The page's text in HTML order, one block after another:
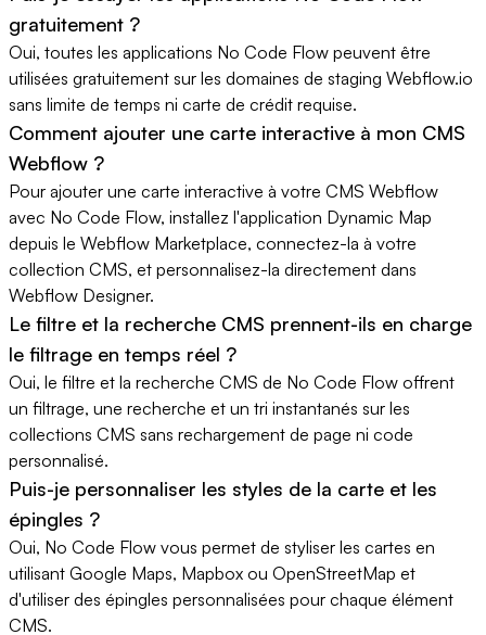
gratuitement ?
Oui, toutes les applications No Code Flow peuvent être
utilisées gratuitement sur les domaines de staging Webflow.io
sans limite de temps ni carte de crédit requise.
Comment ajouter une carte interactive à mon CMS
Webflow ?
Pour ajouter une carte interactive à votre CMS Webflow
avec No Code Flow, installez l'application Dynamic Map
depuis le Webflow Marketplace, connectez-la à votre
collection CMS, et personnalisez-la directement dans
Webflow Designer.
Le filtre et la recherche CMS prennent-ils en charge
le filtrage en temps réel ?
Oui, le filtre et la recherche CMS de No Code Flow offrent
un filtrage, une recherche et un tri instantanés sur les
collections CMS sans rechargement de page ni code
personnalisé.
Puis-je personnaliser les styles de la carte et les
épingles ?
Oui, No Code Flow vous permet de styliser les cartes en
utilisant Google Maps, Mapbox ou OpenStreetMap et
d'utiliser des épingles personnalisées pour chaque élément
CMS.